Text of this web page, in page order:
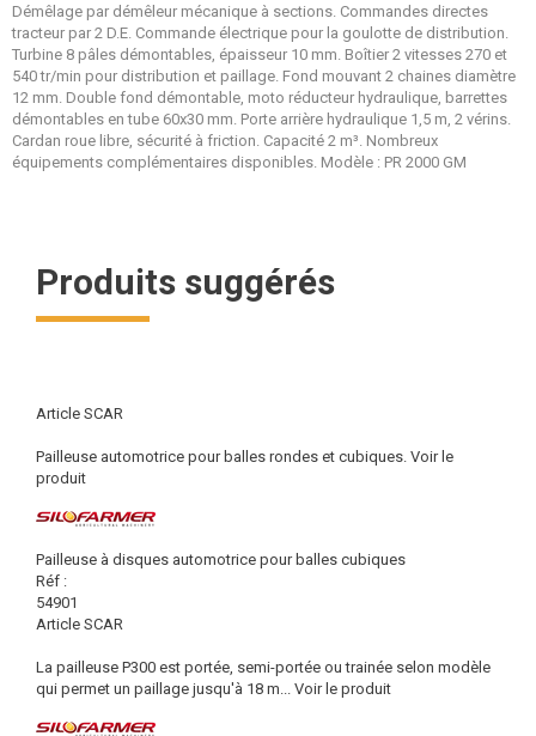
Démêlage par démêleur mécanique à sections. Commandes directes
tracteur par 2 D.E. Commande électrique pour la goulotte de distribution.
Turbine 8 pâles démontables, épaisseur 10 mm. Boîtier 2 vitesses 270 et
540 tr/min pour distribution et paillage. Fond mouvant 2 chaines diamètre
12 mm. Double fond démontable, moto réducteur hydraulique, barrettes
démontables en tube 60x30 mm. Porte arrière hydraulique 1,5 m, 2 vérins.
Cardan roue libre, sécurité à friction. Capacité 2 m³. Nombreux
équipements complémentaires disponibles. Modèle : PR 2000 GM
Produits suggérés
Article SCAR
Pailleuse automotrice pour balles rondes et cubiques. Voir le
produit
Pailleuse à disques automotrice pour balles cubiques
Réf :
54901
Article SCAR
La pailleuse P300 est portée, semi-portée ou trainée selon modèle
qui permet un paillage jusqu'à 18 m... Voir le produit